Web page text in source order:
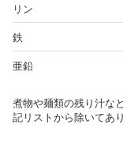
リン
鉄
亜鉛
煮物や麺類の残り汁な
記リストから除いてあり